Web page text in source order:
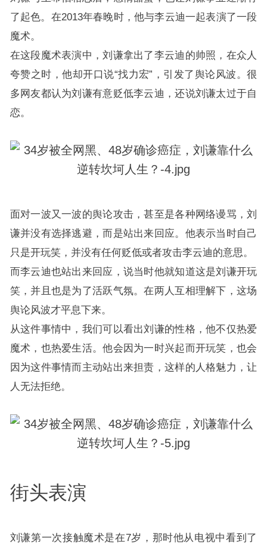
了起色。在2013年春晚时，他与李云迪一起表演了一段
魔术。
在这段魔术表演中，刘谦拿出了李云迪的帅照，在众人
夸赞之时，他却开口说“找力宏”，引发了舆论风波。很
多网友都认为刘谦有意贬低李云迪，还说刘谦太过于自
恋。
面对一波又一波的舆论攻击，甚至是各种网络谩骂，刘
谦并没有选择逃避，而是站出来回应。他表示当时自己
只是开玩笑，并没有任何贬低或者攻击李云迪的意思。
而李云迪也站出来回应，说当时他就知道这是刘谦开玩
笑，并且也是为了活跃气氛。在两人互相理解下，这场
舆论风波才平息下来。
从这件事情中，我们可以看出刘谦的性格，他不仅热爱
魔术，也热爱生活。他会因为一时兴起而开玩笑，也会
因为这件事情而主动站出来担责，这样的人格魅力，让
人无法拒绝。
街头表演
刘谦第一次接触魔术是在7岁，那时他从电视中看到了